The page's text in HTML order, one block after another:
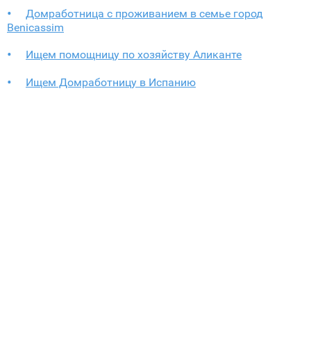
Домработница с проживанием в семье город
Benicassim
Ищем помощницу по хозяйству Аликанте
Ищем Домработницу в Испанию